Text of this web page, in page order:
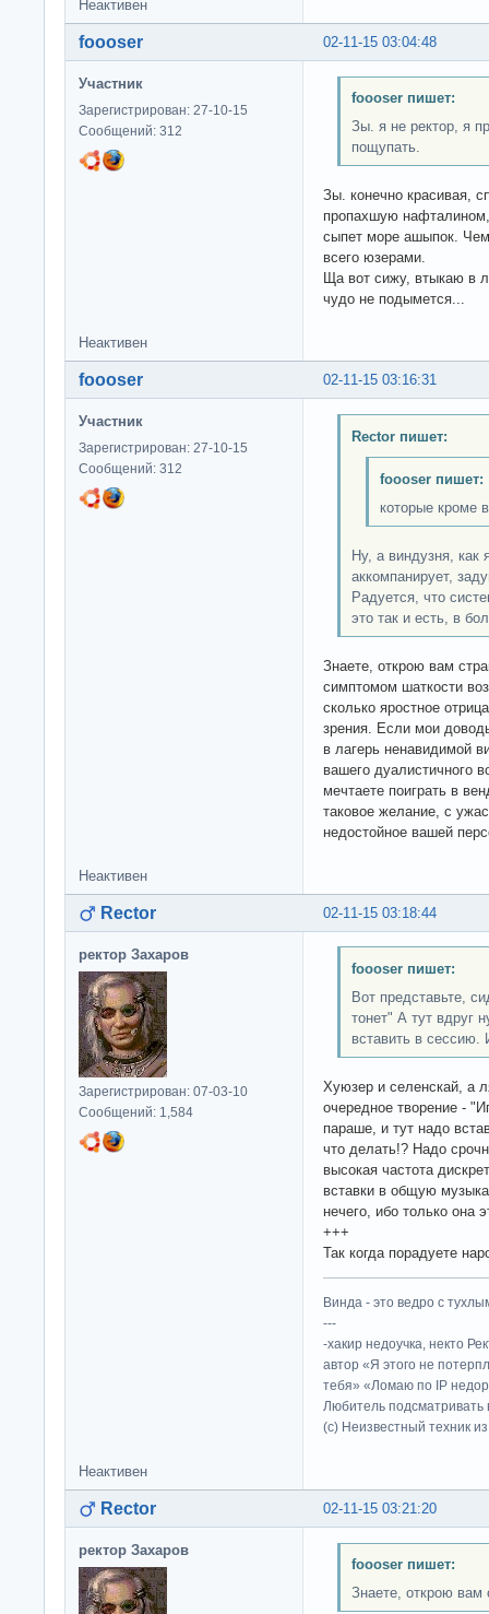
Неактивен
02-11-15 03:04:48
foooser
Участник
Зарегистрирован: 27-10-15
Сообщений: 312
foooser пишет:
Зы. я не ректор, я
пощупать.
Зы. конечно красивая,
пропахшую
сыпет море ашыпок. Чем
всего юзерами.
Ща вот сижу, втыкаю в
чудо не подымется...
Неактивен
02-11-15 03:16:31
foooser
Участник
Зарегистрирован: 27-10-15
Сообщений: 312
Rector пишет:
foooser пишет:
которые кроме
Ну, а виндузня, как
аккомпанирует,
Радуется, что
это так и есть, в
Знаете, открою вам
симптомом шаткости
сколько яростное
зрения. Если мои
в лагерь ненавидимой
вашего дуалистичного
мечтаете поиграть в
таковое желание, с
недостойное вашей
Неактивен
02-11-15 03:18:44
Rector
ректор Захаров
Зарегистрирован: 07-03-10
Сообщений: 1,584
foooser пишет:
Вот представьте,
тонет" А тут вдруг
вставить в сессию.
Хуюзер и селенскай, а
очередное творение -
параше, и тут надо
что делать!? Надо
высокая частота
вставки в общую
нечего, ибо только она
+++
Так когда порадуете
Винда - это ведро с
---
-хакир недоучка, некто
автор «Я этого не
тебя» «Ломаю по IP
Любитель подсматривать
(c) Неизвестный техник
Неактивен
02-11-15 03:21:20
Rector
ректор Захаров
foooser пишет:
Знаете, открою вам